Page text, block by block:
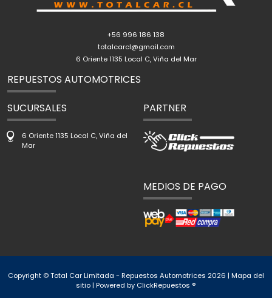
+56 996 186 138
totalcarcl@gmail.com
6 Oriente 1135 Local C, Viña del Mar
REPUESTOS AUTOMOTRICES
SUCURSALES
6 Oriente 1135 Local C, Viña del
Mar
PARTNER
MEDIOS DE PAGO
Copyright © Total Car Limitada - Repuestos Automotrices 2026 | Mapa del
sitio| Powered by ClickRepuestos ®